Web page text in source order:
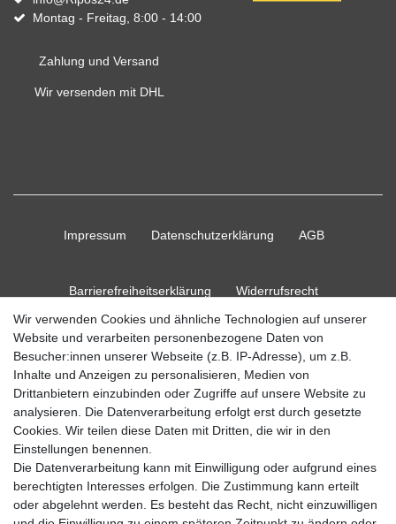
Montag - Freitag, 8:00 - 14:00
Zahlung und Versand
Wir versenden mit DHL
Impressum Daten­schutz­erklärung AGB
Barrierefreiheitserklärung Widerrufs­recht
Vertrag widerrufen Kontakt
© Copyright 2026 Ripos24| Alle Rechte vorbehalten.
Wir verwenden Cookies und ähnliche Technologien auf unserer
Website und verarbeiten personenbezogene Daten von
Besucher:innen unserer Webseite (z.B. IP-Adresse), um z.B.
Inhalte und Anzeigen zu personalisieren, Medien von
Drittanbietern einzubinden oder Zugriffe auf unsere Website zu
analysieren. Die Datenverarbeitung erfolgt erst durch gesetzte
Cookies. Wir teilen diese Daten mit Dritten, die wir in den
Einstellungen benennen.
Die Datenverarbeitung kann mit Einwilligung oder aufgrund eines
berechtigten Interesses erfolgen. Die Zustimmung kann erteilt
oder abgelehnt werden. Es besteht das Recht, nicht einzuwilligen